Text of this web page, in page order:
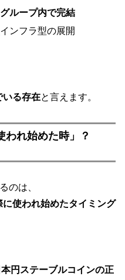
グループ内で完結
ンフラ型の展開
いる存在と言えます。
われ始めた時」？
のは、
に使われ始めたタイミング
円ステーブルコインの正